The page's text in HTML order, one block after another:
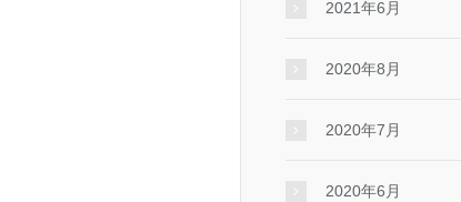
2021年6月
2020年8月
2020年7月
2020年6月